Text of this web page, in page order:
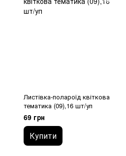
Листівка-полароїд квіткова
тематика (09),16 шт/уп
69 грн
Купити